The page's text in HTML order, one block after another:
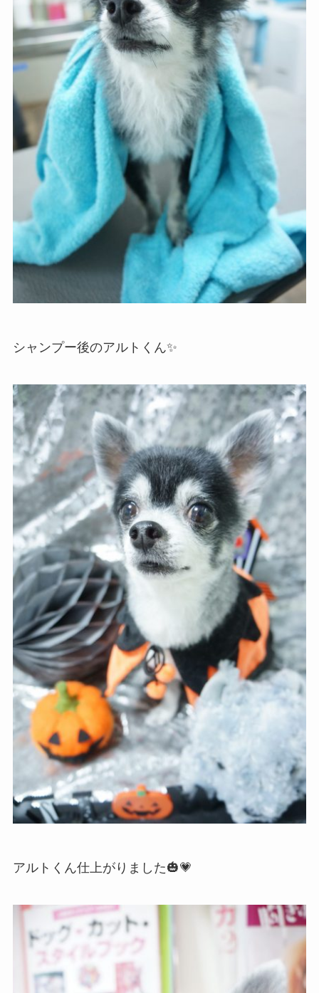
シャンプー後のアルトくん✨
アルトくん仕上がりました🎃💗